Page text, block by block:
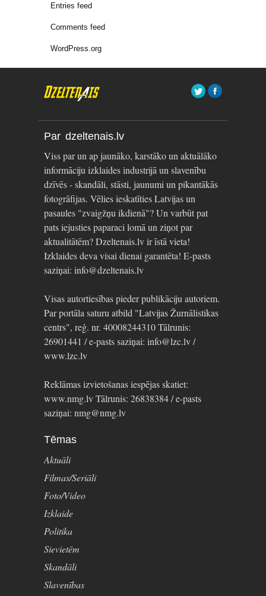
Entries feed
Comments feed
WordPress.org
Par dzeltenais.lv
Viss par un ap jaunāko, karstāko un aktuālāko
informāciju izklaides industrijā un slavenību
dzīvēs - skandāli, stāsti, jaunumi un pikantākās
fotogrāfijas. Vēlies ieskatīties Latvijas un
pasaules "zvaigžņu ikdienā"? Un varbūt pat
pats iejusties paparaci lomā un ziņot par
aktualitātēm? Dzeltenais.lv ir īstā vieta!
Izklaides deva visai dienai garantēta! E-pasts
saziņai: info@dzeltenais.lv
Visas autortiesības pieder publikāciju autoriem.
Par portāla saturu atbild "Latvijas Žurnālistikas
centrs", reģ. nr. 40008244310 Tālrunis:
26901441 / e-pasts saziņai: info@lzc.lv /
www.lzc.lv
Reklāmas izvietošanas iespējas skatiet:
www.nmg.lv Tālrunis: 26838384 / e-pasts
saziņai: nmg@nmg.lv
Tēmas
Aktuāli
Filmas/Seriāli
Foto/Video
Izklaide
Politika
Sievietēm
Skandāli
Slavenības